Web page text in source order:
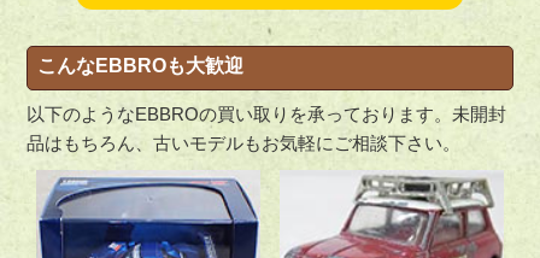
こんなEBBROも大歓迎
以下のようなEBBROの買い取りを承っております。未開封
品はもちろん、古いモデルもお気軽にご相談下さい。